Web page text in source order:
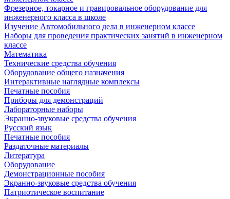
Фрезерное, токарное и гравировальное оборудование для
инженерного класса в школе
Изучение Автомобильного дела в инженерном классе
Наборы для проведения практических занятий в инженерном
классе
Математика
Технические средства обучения
Оборудование общего назначения
Интерактивные наглядные комплексы
Печатные пособия
Приборы для демонстраций
Лабораторные наборы
Экранно-звуковые средства обучения
Русский язык
Печатные пособия
Раздаточные материалы
Литература
Оборудование
Демонстрационные пособия
Экранно-звуковые средства обучения
Патриотическое воспитание